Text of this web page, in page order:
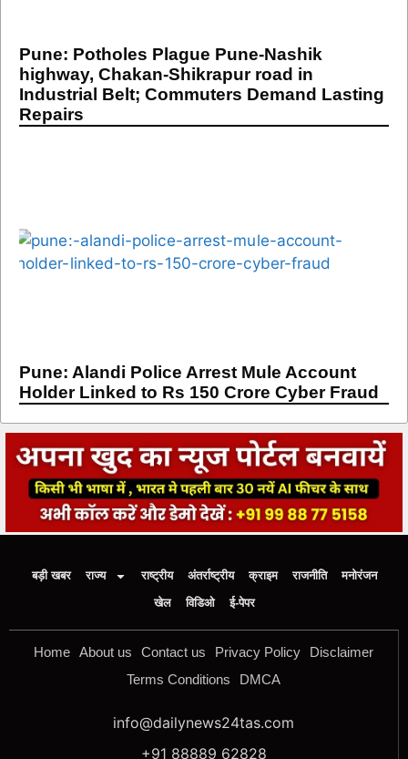
Pune: Potholes Plague Pune-Nashik
highway, Chakan-Shikrapur road in
Industrial Belt; Commuters Demand Lasting
Repairs
Pune: Alandi Police Arrest Mule Account
Holder Linked to Rs 150 Crore Cyber Fraud
बड़ी खबर राज्य राष्ट्रीय अंतर्राष्ट्रीय क्राइम राजनीति
मनोरंजन
खेल
विडिओ ई-पेपर
Home About us Contact us Privacy Policy
Disclaimer
Terms Conditions
DMCA
info@dailynews24tas.com
+91 88889 62828